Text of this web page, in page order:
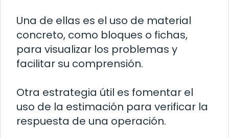
Una de ellas es el uso de material
concreto, como bloques o fichas,
para visualizar los problemas y
facilitar su comprensión.
Otra estrategia útil es fomentar el
uso de la estimación para verificar la
respuesta de una operación.